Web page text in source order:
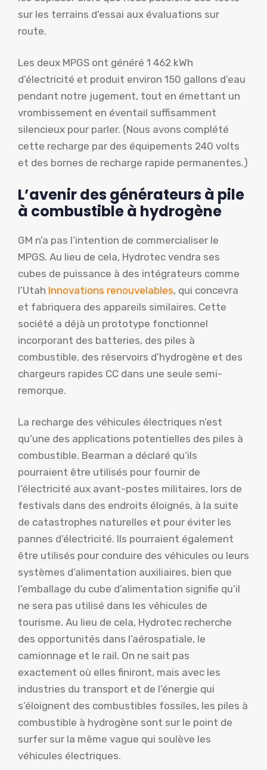
sur les terrains d’essai aux évaluations sur
route.
Les deux MPGS ont généré 1 462 kWh
d’électricité et produit environ 150 gallons d’eau
pendant notre jugement, tout en émettant un
vrombissement en éventail suffisamment
silencieux pour parler. (Nous avons complété
cette recharge par des équipements 240 volts
et des bornes de recharge rapide permanentes.)
L’avenir des générateurs à pile
à combustible à hydrogène
GM n’a pas l’intention de commercialiser le
MPGS. Au lieu de cela, Hydrotec vendra ses
cubes de puissance à des intégrateurs comme
l’Utah Innovations renouvelables, qui concevra
et fabriquera des appareils similaires. Cette
société a déjà un prototype fonctionnel
incorporant des batteries, des piles à
combustible, des réservoirs d’hydrogène et des
chargeurs rapides CC dans une seule semi-
remorque.
La recharge des véhicules électriques n’est
qu’une des applications potentielles des piles à
combustible. Bearman a déclaré qu’ils
pourraient être utilisés pour fournir de
l’électricité aux avant-postes militaires, lors de
festivals dans des endroits éloignés, à la suite
de catastrophes naturelles et pour éviter les
pannes d’électricité. Ils pourraient également
être utilisés pour conduire des véhicules ou leurs
systèmes d’alimentation auxiliaires, bien que
l’emballage du cube d’alimentation signifie qu’il
ne sera pas utilisé dans les véhicules de
tourisme. Au lieu de cela, Hydrotec recherche
des opportunités dans l’aérospatiale, le
camionnage et le rail. On ne sait pas
exactement où elles finiront, mais avec les
industries du transport et de l’énergie qui
s’éloignent des combustibles fossiles, les piles à
combustible à hydrogène sont sur le point de
surfer sur la même vague qui soulève les
véhicules électriques.